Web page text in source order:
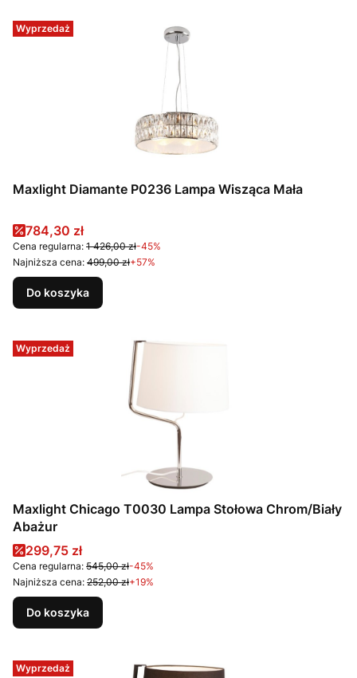
Wyprzedaż
Maxlight Diamante P0236 Lampa Wisząca Mała
Cena promocyjna
784,30 zł
Cena regularna: 1 426,00 zł-45%
Najniższa cena: 499,00 zł+57%
Do koszyka
Wyprzedaż
Maxlight Chicago T0030 Lampa Stołowa Chrom/Biały
Abażur
Cena promocyjna
299,75 zł
Cena regularna: 545,00 zł-45%
Najniższa cena: 252,00 zł+19%
Do koszyka
Wyprzedaż